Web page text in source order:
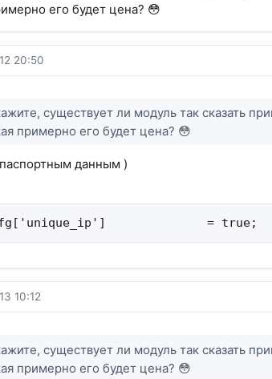
его будет цена? 😳
20:50
существует ли модуль так сказать
примерно его будет цена? 😳
данным )
= true;
10:12
существует ли модуль так сказать
примерно его будет цена? 😳